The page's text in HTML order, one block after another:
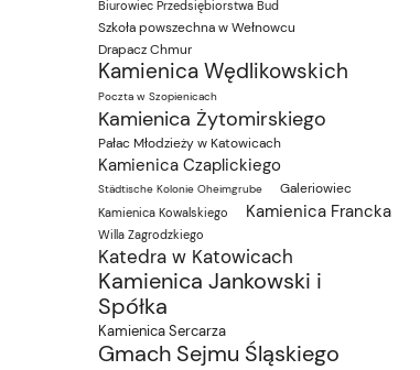
Biurowiec Przedsiębiorstwa Bud
Szkoła powszechna w Wełnowcu
Drapacz Chmur
Kamienica Wędlikowskich
Poczta w Szopienicach
Kamienica Żytomirskiego
Pałac Młodzieży w Katowicach
Kamienica Czaplickiego
Städtische Kolonie Oheimgrube Galeriowiec
Kamienica Kowalskiego Kamienica Francka
Willa Zagrodzkiego
Katedra w Katowicach
Kamienica Jankowski i
Spółka
Kamienica Sercarza
Gmach Sejmu Śląskiego